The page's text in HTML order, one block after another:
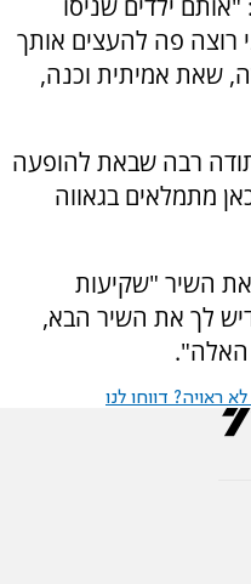
רוצה פה להעצים אותך
שאת אמיתית וכנה,
רבה שבאת להופעה
מתמלאים בגאווה
השיר "שקיעות
לך את השיר הבא,
האלה".
ראויה? דווחו לנו